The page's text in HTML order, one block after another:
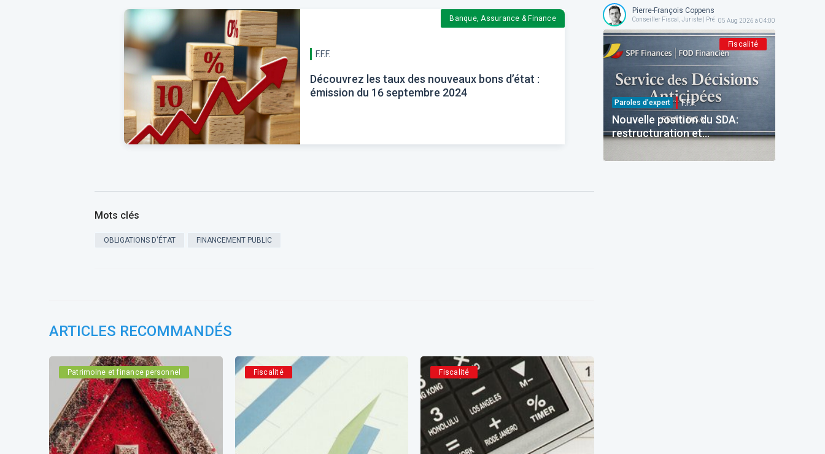
Banque, Assurance & Finance
F.F.F.
Découvrez les taux des nouveaux bons d’état :
émission du 16 septembre 2024
Mots clés
OBLIGATIONS D'ÉTAT FINANCEMENT PUBLIC
ARTICLES RECOMMANDÉS
Patrimoine et finance personnel Fiscalité Fiscalité
Pierre-François Coppens
Conseiller Fiscal, Juriste | Président @ AFPC
05 Aug 2026 à 04:00
Fiscalité
Paroles d’expert F.F.F.
Nouvelle position du SDA:
restructuration et